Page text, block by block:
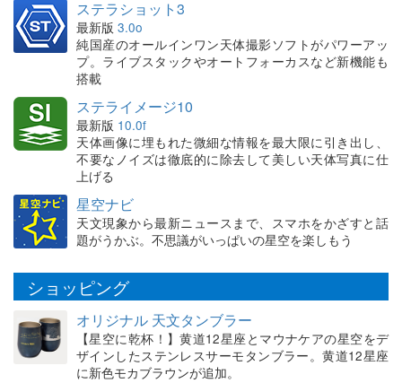
ステラショット3
最新版 3.0o
純国産のオールインワン天体撮影ソフトがパワーアッ
プ。ライブスタックやオートフォーカスなど新機能も
搭載
ステライメージ10
最新版 10.0f
天体画像に埋もれた微細な情報を最大限に引き出し、
不要なノイズは徹底的に除去して美しい天体写真に仕
上げる
星空ナビ
天文現象から最新ニュースまで、スマホをかざすと話
題がうかぶ。不思議がいっぱいの星空を楽しもう
ショッピング
オリジナル 天文タンブラー
【星空に乾杯！】黄道12星座とマウナケアの星空をデ
ザインしたステンレスサーモタンブラー。黄道12星座
に新色モカブラウンが追加。